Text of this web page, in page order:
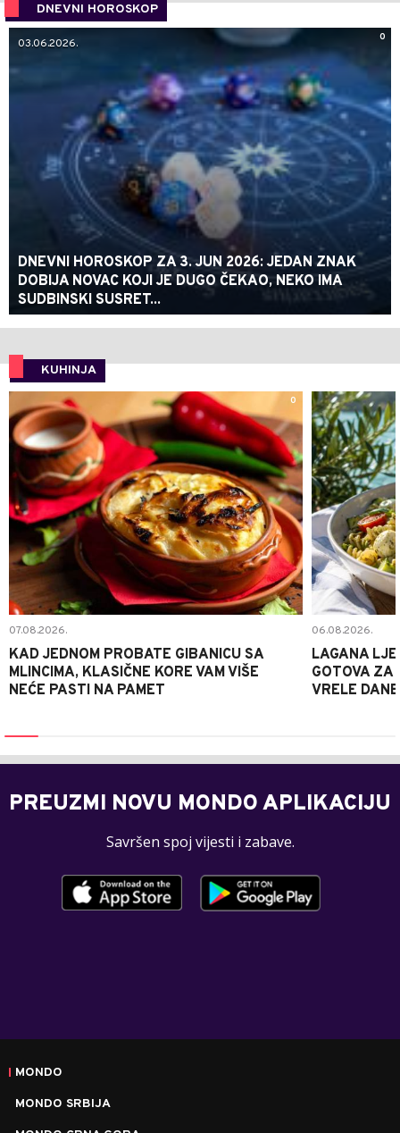
DNEVNI HOROSKOP
0
03.06.2026.
DNEVNI HOROSKOP ZA 3. JUN 2026: JEDAN ZNAK
DOBIJA NOVAC KOJI JE DUGO ČEKAO, NEKO IMA
SUDBINSKI SUSRET...
KUHINJA
0
07.08.2026.
KAD JEDNOM PROBATE GIBANICU SA
MLINCIMA, KLASIČNE KORE VAM VIŠE
NEĆE PASTI NA PAMET
06.08.2026.
LAGANA
GOTOVA ZA
VRELE DANE
PREUZMI NOVU MONDO APLIKACIJU
Savršen spoj vijesti i zabave.
MONDO
MONDO SRBIJA